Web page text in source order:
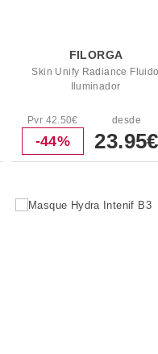
FILORGA
Skin Unify Radiance Fluido
Iluminador
Pvr 42.50€
-44%
desde
23.95€